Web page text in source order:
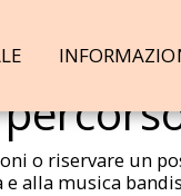
o riservare un
alla musica